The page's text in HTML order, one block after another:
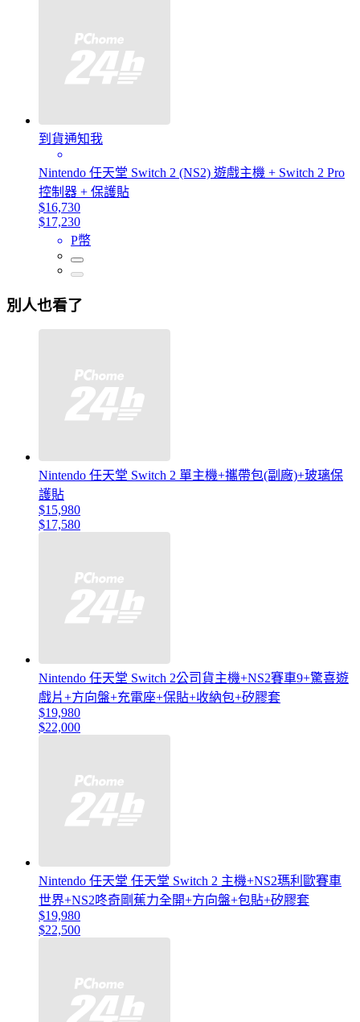
到貨通知我
Nintendo 任天堂 Switch 2 (NS2) 遊戲主機 + Switch 2 Pro
控制器 + 保護貼
$16,730
$17,230
P幣
別人也看了
Nintendo 任天堂 Switch 2 單主機+攜帶包(副廠)+玻璃保
護貼
$15,980
$17,580
Nintendo 任天堂 Switch 2公司貨主機+NS2賽車9+驚喜遊
戲片+方向盤+充電座+保貼+收納包+矽膠套
$19,980
$22,000
Nintendo 任天堂 任天堂 Switch 2 主機+NS2瑪利歐賽車
世界+NS2咚奇剛蕉力全開+方向盤+包貼+矽膠套
$19,980
$22,500